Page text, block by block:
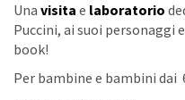
Una visita e laboratorio
Puccini, ai suoi personaggi
book!
Per bambine e bambini dai